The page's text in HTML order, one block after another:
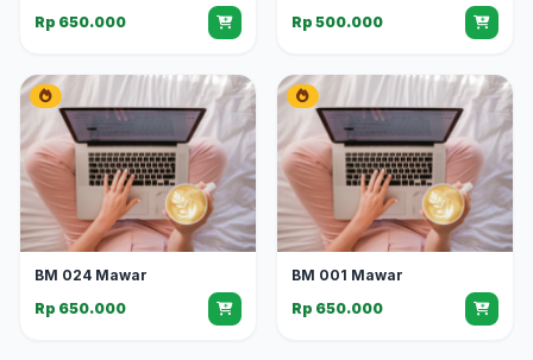
Rp 650.000
Rp 500.000
BM 024 Mawar
Rp 650.000
BM 001 Mawar
Rp 650.000